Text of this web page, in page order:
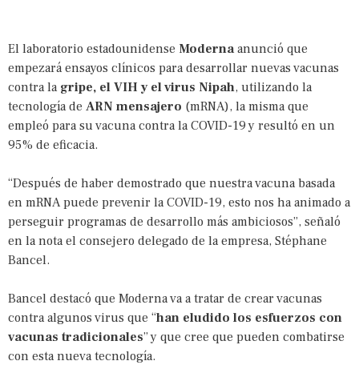
El laboratorio estadounidense Modernaanunció que
empezará ensayos clínicos para desarrollar nuevas vacunas
contra la gripe, el VIH y el virus Nipah, utilizando la
tecnología de ARN mensajero (mRNA), la misma que
empleó para su vacuna contra la COVID-19 y resultó en un
95% de eficacia.
“Después de haber demostrado que nuestra vacuna basada
en mRNA puede prevenir la COVID-19, esto nos ha animado a
perseguir programas de desarrollo más ambiciosos”, señaló
en la nota el consejero delegado de la empresa, Stéphane
Bancel.
Bancel destacó que Moderna va a tratar de crear vacunas
contra algunos virus que “han eludido los esfuerzos con
vacunas tradicionales” y que cree que pueden combatirse
con esta nueva tecnología.